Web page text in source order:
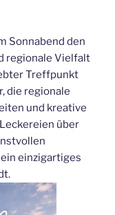
Sonnabend den
regionale Vielfalt
Treffpunkt
die regionale
und kreative
über
einzigartiges